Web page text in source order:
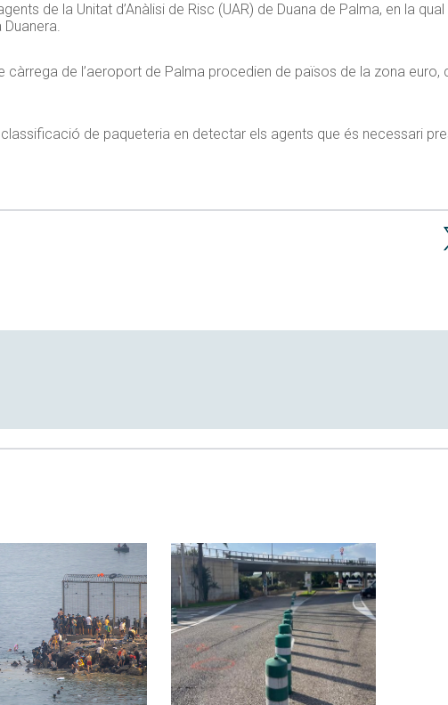
de la Unitat d’Anàlisi de Risc (UAR) de Duana de Palma, en la
càrrega de l’aeroport de Palma procedien de països de la zona
de paqueteria en detectar els agents que és necessari